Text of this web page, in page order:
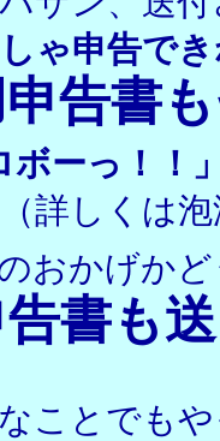
ゃ申告で
告書
ボーっ！！
詳しくは泡
おかげか
書も
ことでも